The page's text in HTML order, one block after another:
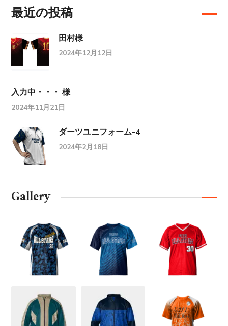
最近の投稿
田村様
2024年12月12日
入力中・・・ 様
2024年11月21日
ダーツユニフォーム-4
2024年2月18日
Gallery